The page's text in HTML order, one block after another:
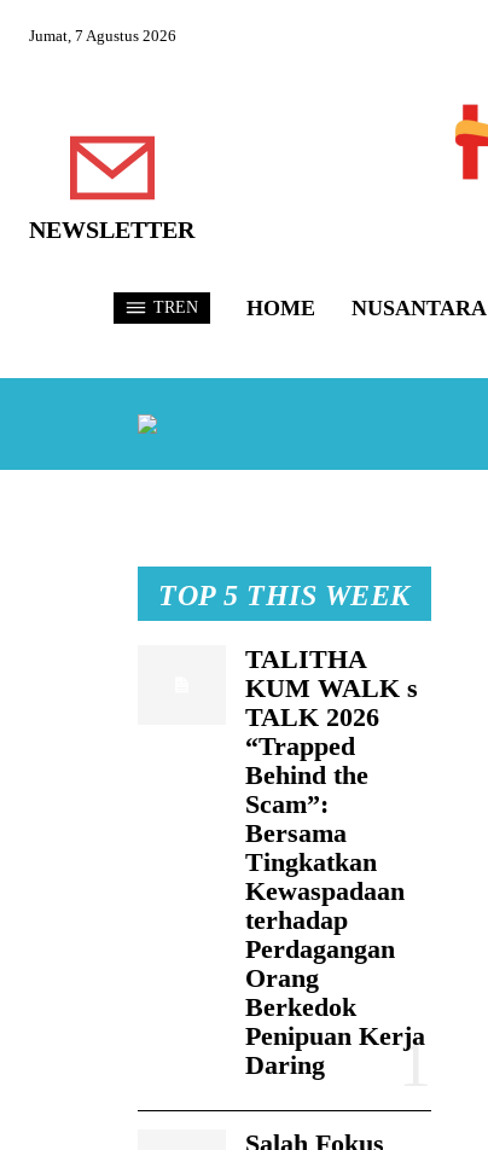
Jumat, 7 Agustus 2026
NEWSLETTER
TREN HOME NUSANTARA
TOP 5 THIS WEEK
TALITHA
KUM WALK s
TALK 2026
“Trapped
Behind the
Scam”:
Bersama
Tingkatkan
Kewaspadaan
terhadap
Perdagangan
Orang
Berkedok
Penipuan Kerja
Daring
Salah Fokus